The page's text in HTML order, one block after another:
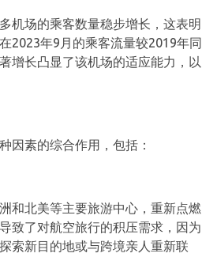
机场的乘客数量稳步增长，这表明
在2023年9月的乘客流量较2019年同
增长凸显了该机场的适应能力，以
因素的综合作用，包括：
和北美等主要旅游中心，重新点燃
致了对航空旅行的积压需求，因为
索新目的地或与跨境亲人重新联